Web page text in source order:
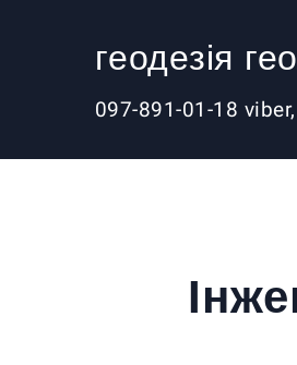
геодезія
097-891-01-18